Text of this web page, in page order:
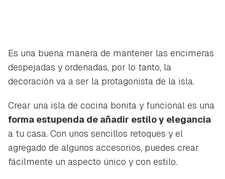
Es una buena manera de mantener las encimeras
despejadas y ordenadas, por lo tanto, la
decoración va a ser la protagonista de la isla.
Crear una isla de cocina bonita y funcional es una
forma estupenda de añadir estilo y elegancia
a tu casa. Con unos sencillos retoques y el
agregado de algunos accesorios, puedes crear
fácilmente un aspecto único y con estilo.